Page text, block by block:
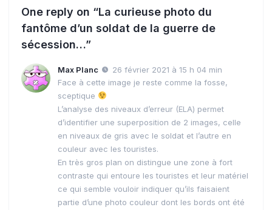
One reply on “La curieuse photo du
fantôme d’un soldat de la guerre de
sécession…”
Max Planc
26 février 2021 à 15 h 04 min
Face à cette image je reste comme la fosse,
sceptique
L’analyse des niveaux d’erreur (ELA) permet
d’identifier une superposition de 2 images, celle
en niveaux de gris avec le soldat et l’autre en
couleur avec les touristes.
En très gros plan on distingue une zone à fort
contraste qui entoure les touristes et leur matériel
ce qui semble vouloir indiquer qu’ils faisaient
partie d’une photo couleur dont les bords ont été